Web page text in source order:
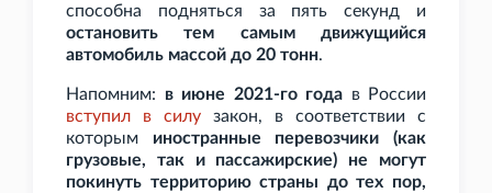
способна подняться за пять секунд и
остановить тем самым движущийся
автомобиль массой до 20 тонн.
Напомним: в июне 2021-го года в России
вступил в силу закон, в соответствии с
которым иностранные перевозчики (как
грузовые, так и пассажирские) не могут
покинуть территорию страны до тех пор,